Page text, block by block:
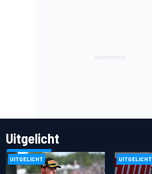
Uitgelicht
UITGELICHT UITGELICHT